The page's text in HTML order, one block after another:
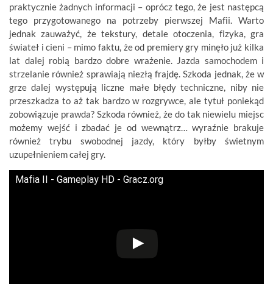
praktycznie żadnych informacji – oprócz tego, że jest następcą
tego przygotowanego na potrzeby pierwszej Mafii. Warto
jednak zauważyć, że tekstury, detale otoczenia, fizyka, gra
świateł i cieni – mimo faktu, że od premiery gry minęło już kilka
lat dalej robią bardzo dobre wrażenie. Jazda samochodem i
strzelanie również sprawiają niezłą frajdę. Szkoda jednak, że w
grze dalej występują liczne małe błędy techniczne, niby nie
przeszkadza to aż tak bardzo w rozgrywce, ale tytuł poniekąd
zobowiązuje prawda? Szkoda również, że do tak niewielu miejsc
możemy wejść i zbadać je od wewnątrz… wyraźnie brakuje
również trybu swobodnej jazdy, który byłby świetnym
uzupełnieniem całej gry.
Mafia II - Gameplay HD - Gracz.org